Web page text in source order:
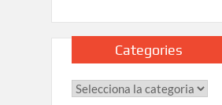
Categories